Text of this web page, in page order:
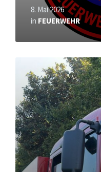
8. Mai 2026
in FEUERWEHR
More